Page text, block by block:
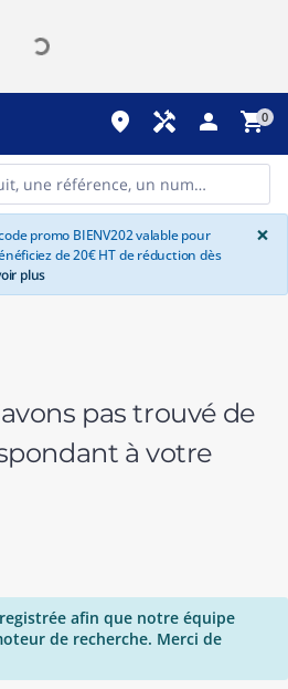
place handyman person shopping_cart0
promo BIENV202 valable pour
de 20€ HT de réduction dès
plus
×
pas trouvé de
à votre
afin que notre équipe
de recherche. Merci de